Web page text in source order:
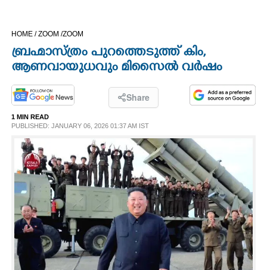
LIFESTYLE
SPIRITUAL
INFO+
ART
HOME /ZOOM /ZOOM
ബ്രഹ്മാസ്ത്രം പുറത്തെടുത്ത് കിം,
ആണവായുധവും മിസൈൽ വർഷം
Share
1 MIN READ
PUBLISHED: JANUARY 06, 2026 01:37 AM IST